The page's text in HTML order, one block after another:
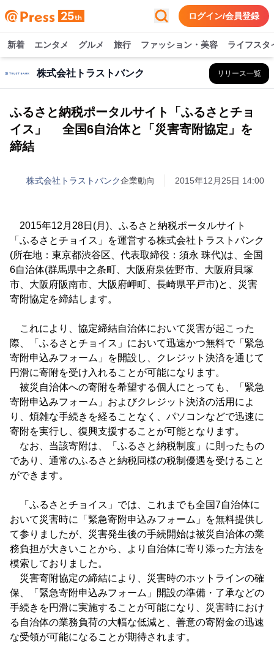
ログイン/会員登録
新着 エンタメ グルメ 旅行 ファッション・美容 ライフスタ
株式会社トラストバンク リリース一覧
ふるさと納税ポータルサイト「ふるさとチョ
イス」 全国6自治体と「災害寄附協定」を
締結
株式会社トラストバンク企業動向 2015年12月25日 14:00
2015年12月28日(月)、ふるさと納税ポータルサイト
「ふるさとチョイス」を運営する株式会社トラストバンク
(所在地：東京都渋谷区、代表取締役：須永 珠代)は、全国
6自治体(群馬県中之条町、大阪府泉佐野市、大阪府貝塚
市、大阪府阪南市、大阪府岬町、長崎県平戸市)と、災害
寄附協定を締結します。
これにより、協定締結自治体において災害が起こった
際、「ふるさとチョイス」において迅速かつ無料で「緊急
寄附申込みフォーム」を開設し、クレジット決済を通じて
円滑に寄附を受け入れることが可能になります。
被災自治体への寄附を希望する個人にとっても、「緊急
寄附申込みフォーム」およびクレジット決済の活用によ
り、煩雑な手続きを経ることなく、パソコンなどで迅速に
寄附を実行し、復興支援することが可能となります。
なお、当該寄附は、「ふるさと納税制度」に則ったもの
であり、通常のふるさと納税同様の税制優遇を受けること
ができます。
「ふるさとチョイス」では、これまでも全国7自治体に
おいて災害時に「緊急寄附申込みフォーム」を無料提供し
て参りましたが、災害発生後の手続開始は被災自治体の業
務負担が大きいことから、より自治体に寄り添った方法を
模索しておりました。
災害寄附協定の締結により、災害時のホットラインの確
保、「緊急寄附申込みフォーム」開設の準備・了承などの
手続きを円滑に実施することが可能になり、災害時におけ
る自治体の業務負荷の大幅な低減と、善意の寄附金の迅速
な受領が可能になることが期待されます。